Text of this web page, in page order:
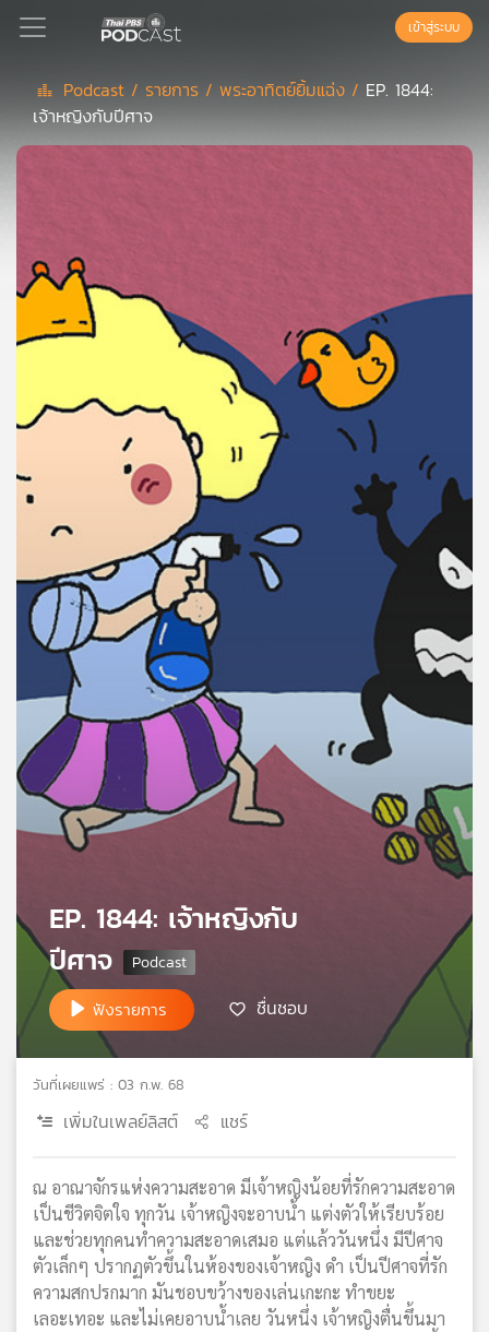
Podcast
สต์
แนะนำ
ลิ
ของ
คุณ
เพลง
บทความ
ข่าว
และ
กิจกรรม
เรา
เครือ
ไทย
แผนที่
วิทยุ
เครือ
ข่าย
เข้าสู่ระบบ
Podcast / รายการ /พระอาทิตย์ยิ้มแฉ่ง / EP. 1844:
เจ้าหญิงกับปีศาจ
EP. 1844: เจ้าหญิงกับ
ปีศาจ
ฟังรายการ ชื่นชอบ
วันที่เผยแพร่ : 03 ก.พ. 68
เพิ่มในเพลย์ลิสต์ แชร์
ณ อาณาจักรแห่งความสะอาด มีเจ้าหญิงน้อยที่รักความสะอาด
เป็นชีวิตจิตใจ ทุกวัน เจ้าหญิงจะอาบน้ำ แต่งตัวให้เรียบร้อย
และช่วยทุกคนทำความสะอาดเสมอ แต่แล้ววันหนึ่ง มีปีศาจ
ตัวเล็กๆ ปรากฏตัวขึ้นในห้องของเจ้าหญิง ดำ เป็นปีศาจที่รัก
ความสกปรกมาก มันชอบขว้างของเล่นเกะกะ ทำขยะ
เลอะเทอะ และไม่เคยอาบน้ำเลย วันหนึ่ง เจ้าหญิงตื่นขึ้นมา